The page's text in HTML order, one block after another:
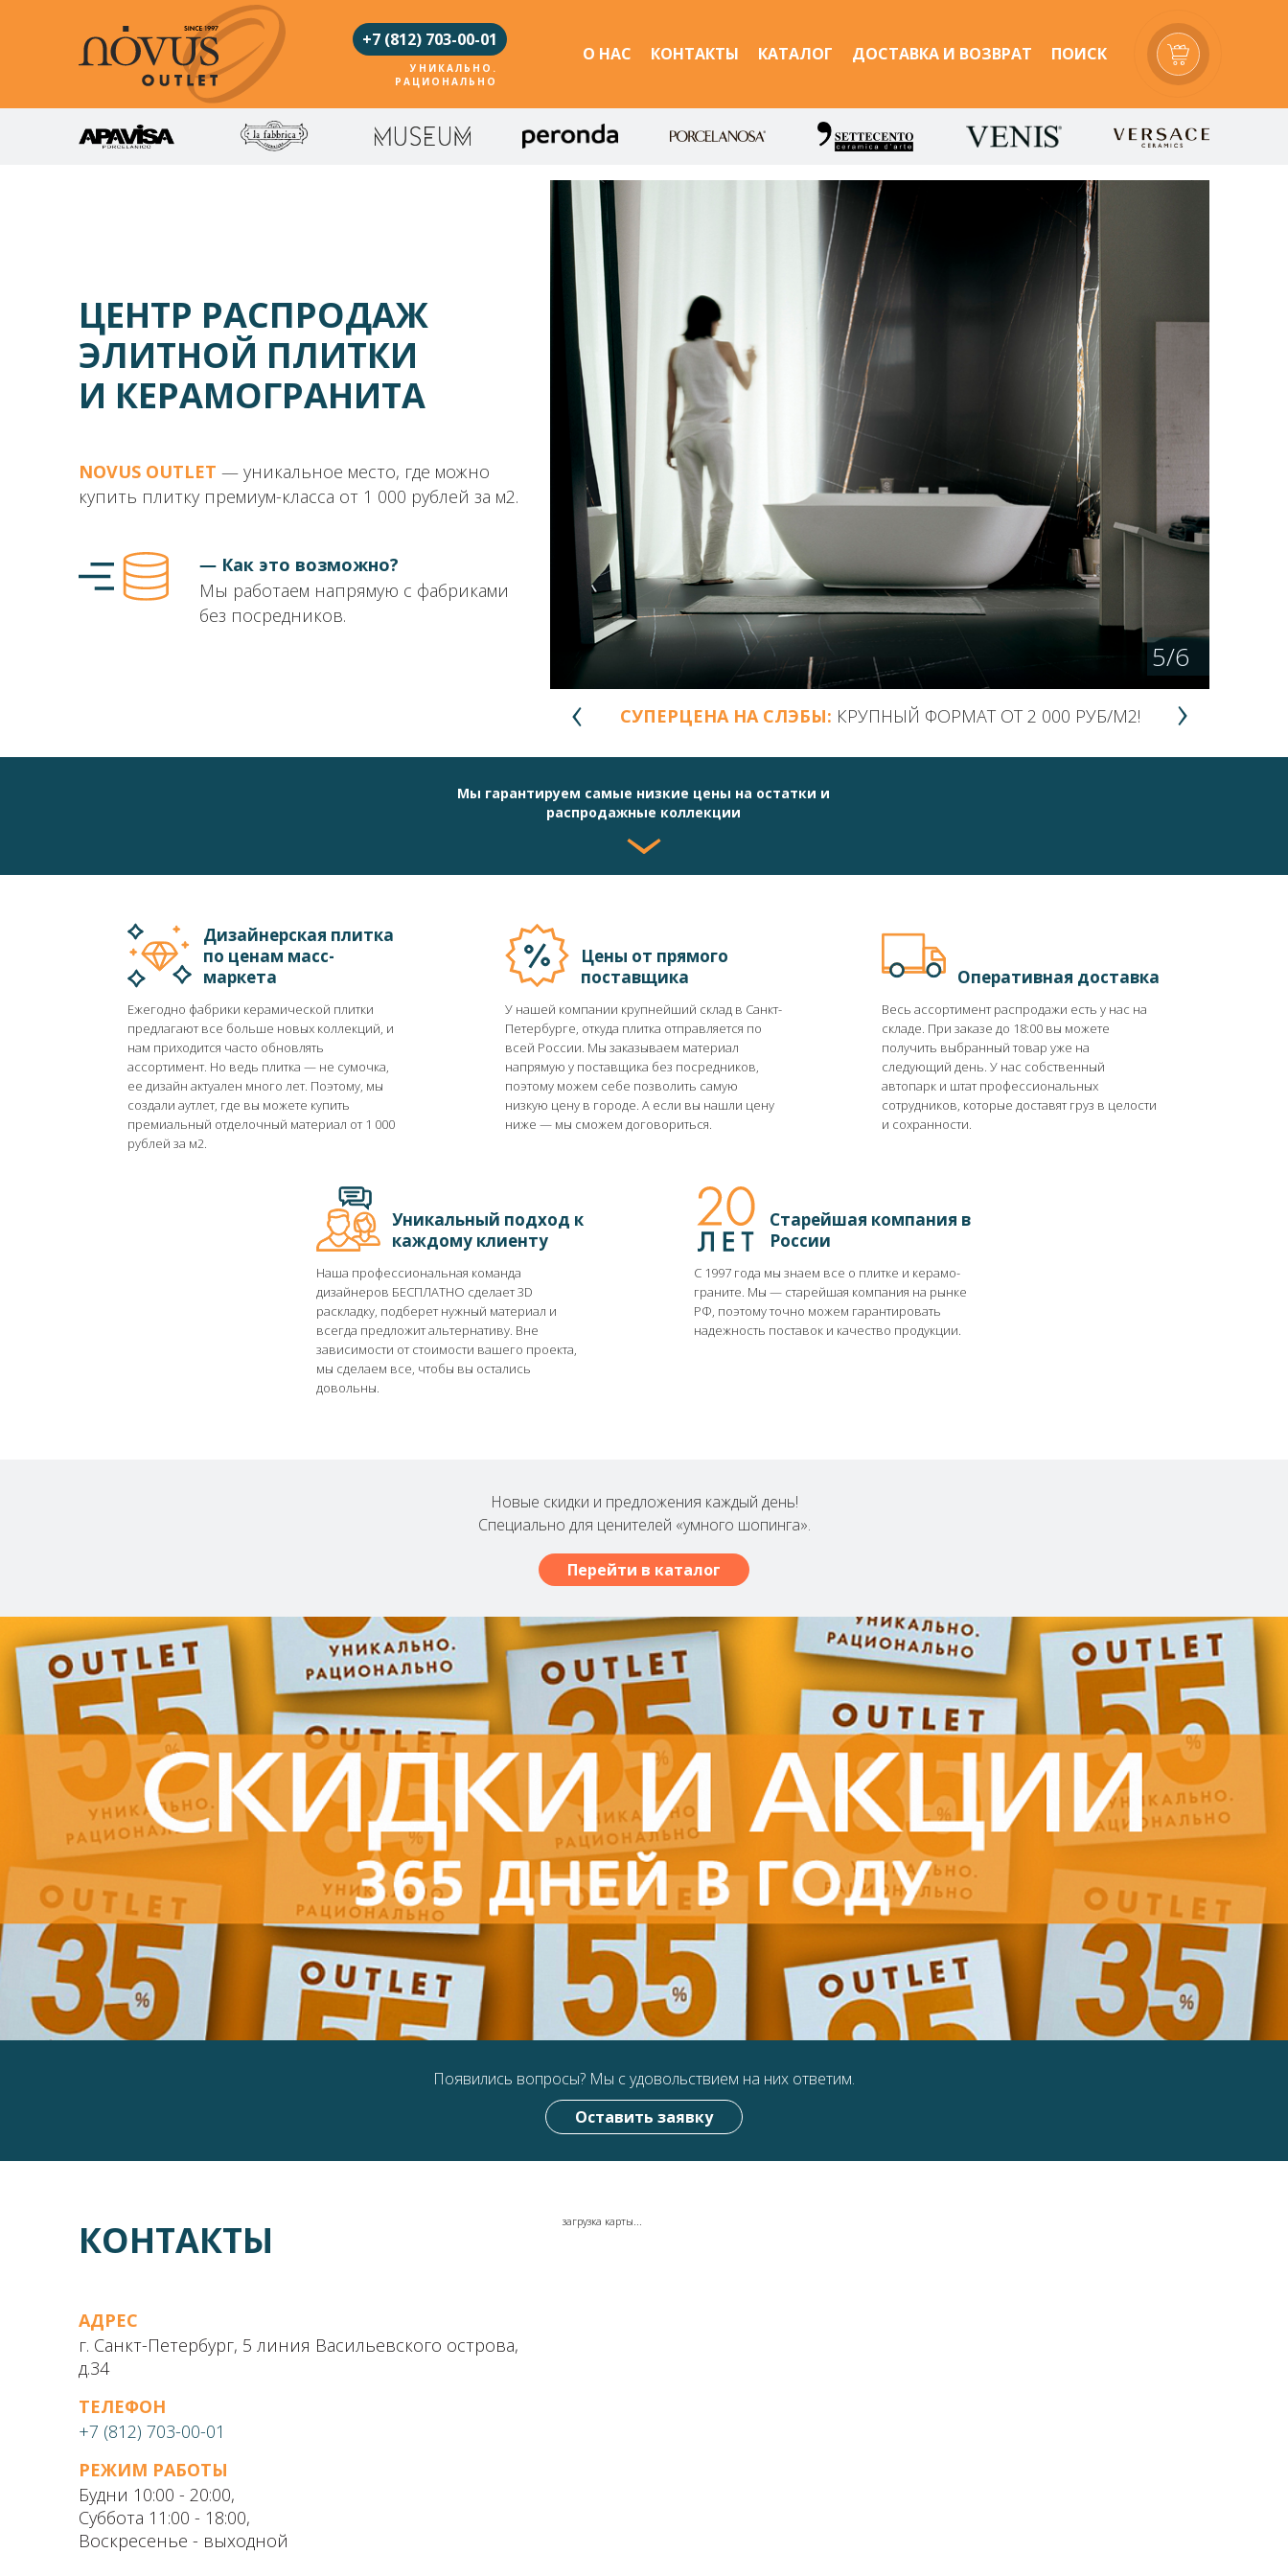
+7 (812) 703-00-01
УНИКАЛЬНО.
РАЦИОНАЛЬНО
О НАС КОНТАКТЫ КАТАЛОГ ДОСТАВКА И ВОЗВРАТ ПОИСК
ЦЕНТР РАСПРОДАЖ
ЭЛИТНОЙ ПЛИТКИ
И КЕРАМОГРАНИТА
NOVUS OUTLET ― уникальное место, где можно
купить плитку премиум-класса от 1 000 рублей за м2.
― Как это возможно?
Мы работаем напрямую с фабриками
без посредников.
СУПЕРЦЕНА НА СЛЭБЫ: КРУПНЫЙ ФОРМАТ ОТ 2 000 РУБ/М2!
5/6
Мы гарантируем самые низкие цены на остатки и
распродажные коллекции
Дизайнерская плитка
по ценам масс-
маркета
Ежегодно фабрики керамической плитки
предлагают все больше новых коллекций, и
нам приходится часто обновлять
ассортимент. Но ведь плитка ― не сумочка,
ее дизайн актуален много лет. Поэтому, мы
создали аутлет, где вы можете купить
премиальный отделочный материал от 1 000
рублей за м2.
Цены от прямого
поставщика
У нашей компании крупнейший склад в Санкт-
Петербурге, откуда плитка отправляется по
всей России. Мы заказываем материал
напрямую у поставщика без посредников,
поэтому можем себе позволить самую
низкую цену в городе. А если вы нашли цену
ниже ― мы сможем договориться.
Оперативная доставка
Весь ассортимент распродажи есть у нас на
складе. При заказе до 18:00 вы можете
получить выбранный товар уже на
следующий день. У нас собственный
автопарк и штат профессиональных
сотрудников, которые доставят груз в целости
и сохранности.
Уникальный подход к
каждому клиенту
Наша профессиональная команда
дизайнеров БЕСПЛАТНО сделает 3D
раскладку, подберет нужный материал и
всегда предложит альтернативу. Вне
зависимости от стоимости вашего проекта,
мы сделаем все, чтобы вы остались
довольны.
Старейшая компания в
России
С 1997 года мы знаем все о плитке и керамо-
граните. Мы ― старейшая компания на рынке
РФ, поэтому точно можем гарантировать
надежность поставок и качество продукции.
Новые скидки и предложения каждый день!
Специально для ценителей «умного шопинга».
Перейти в каталог
Появились вопросы? Мы с удовольствием на них ответим.
Оставить заявку
КОНТАКТЫ
АДРЕС
г. Санкт-Петербург, 5 линия Васильевского острова,
д.34
ТЕЛЕФОН
+7 (812) 703-00-01
РЕЖИМ РАБОТЫ
Будни 10:00 - 20:00,
Суббота 11:00 - 18:00,
Воскресенье - выходной
загрузка карты...